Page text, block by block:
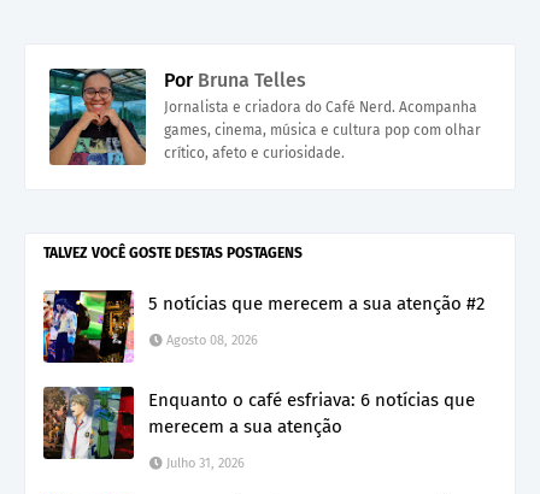
PorBruna Telles
Jornalista e criadora do Café Nerd. Acompanha
games, cinema, música e cultura pop com olhar
crítico, afeto e curiosidade.
TALVEZ VOCÊ GOSTE DESTAS POSTAGENS
5 notícias que merecem a sua atenção #2
Agosto 08, 2026
Enquanto o café esfriava: 6 notícias que
merecem a sua atenção
Julho 31, 2026